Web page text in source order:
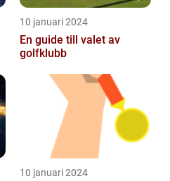
10 januari 2024
En guide till valet av
golfklubb
10 januari 2024